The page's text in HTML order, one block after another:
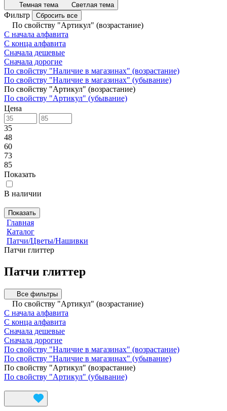
Темная тема Светлая тема
Фильтр Сбросить все
По свойству "Артикул" (возрастание)
С начала алфавита
С конца алфавита
Сначала дешевые
Сначала дорогие
По свойству "Наличие в магазинах" (возрастание)
По свойству "Наличие в магазинах" (убывание)
По свойству "Артикул" (возрастание)
По свойству "Артикул" (убывание)
Цена
35
48
60
73
85
Показать
В наличии
Показать
Главная
Каталог
Патчи/Цветы/Нашивки
Патчи глиттер
Патчи глиттер
Все фильтры
По свойству "Артикул" (возрастание)
С начала алфавита
С конца алфавита
Сначала дешевые
Сначала дорогие
По свойству "Наличие в магазинах" (возрастание)
По свойству "Наличие в магазинах" (убывание)
По свойству "Артикул" (возрастание)
По свойству "Артикул" (убывание)